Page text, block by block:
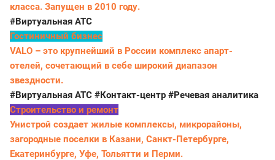
класса. Запущен в 2010 году.
#Виртуальная АТС
Гостиничный бизнес
VALO – это крупнейший в России комплекс апарт-
отелей, сочетающий в себе широкий диапазон
звездности.
#Виртуальная АТС #Контакт-центр #Речевая аналитика
Строительство и ремонт
Унистрой создает жилые комплексы, микрорайоны,
загородные поселки в Казани, Санкт-Петербурге,
Екатеринбурге, Уфе, Тольятти и Перми.